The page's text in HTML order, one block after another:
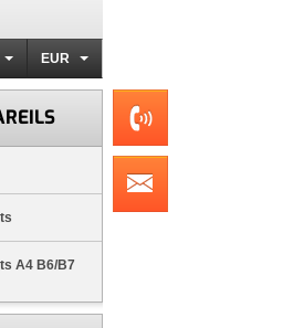
EUR
A4 B6/B7